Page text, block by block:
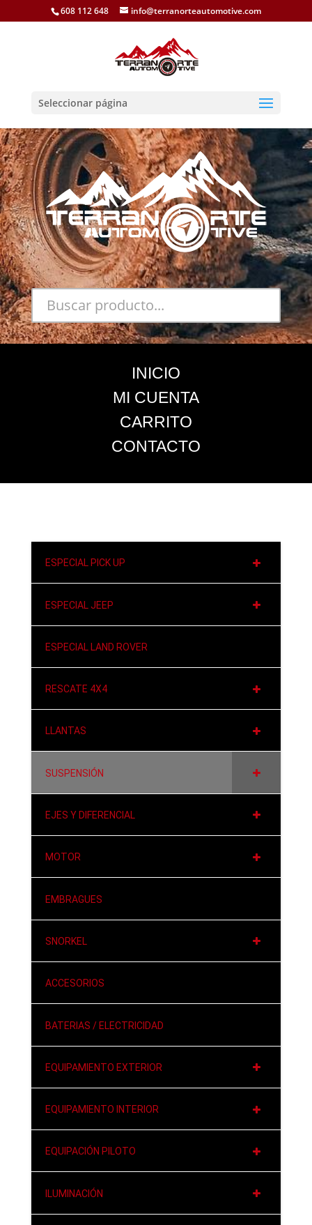
608 112 648 info@terranorteautomotive.com
Seleccionar página
INICIO
MI CUENTA
CARRITO
CONTACTO
ESPECIAL PICK UP
ESPECIAL JEEP
ESPECIAL LAND ROVER
RESCATE 4X4
LLANTAS
SUSPENSIÓN
EJES Y DIFERENCIAL
MOTOR
EMBRAGUES
SNORKEL
ACCESORIOS
BATERIAS / ELECTRICIDAD
EQUIPAMIENTO EXTERIOR
EQUIPAMIENTO INTERIOR
EQUIPACIÓN PILOTO
ILUMINACIÓN